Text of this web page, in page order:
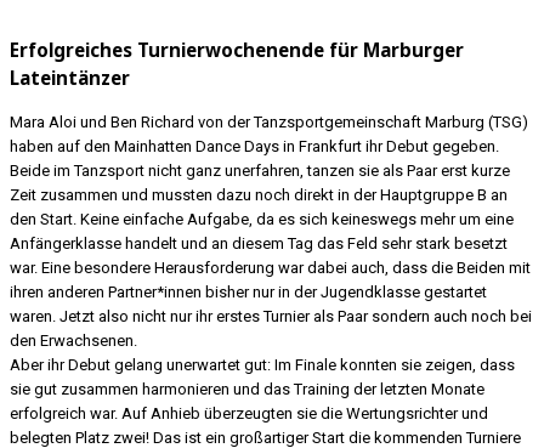
Erfolgreiches Turnierwochenende für Marburger
Lateintänzer
Mara Aloi und Ben Richard von der Tanzsportgemeinschaft Marburg (TSG)
haben auf den Mainhatten Dance Days in Frankfurt ihr Debut gegeben.
Beide im Tanzsport nicht ganz unerfahren, tanzen sie als Paar erst kurze
Zeit zusammen und mussten dazu noch direkt in der Hauptgruppe B an
den Start. Keine einfache Aufgabe, da es sich keineswegs mehr um eine
Anfängerklasse handelt und an diesem Tag das Feld sehr stark besetzt
war. Eine besondere Herausforderung war dabei auch, dass die Beiden mit
ihren anderen Partner*innen bisher nur in der Jugendklasse gestartet
waren. Jetzt also nicht nur ihr erstes Turnier als Paar sondern auch noch bei
den Erwachsenen.
Aber ihr Debut gelang unerwartet gut: Im Finale konnten sie zeigen, dass
sie gut zusammen harmonieren und das Training der letzten Monate
erfolgreich war. Auf Anhieb überzeugten sie die Wertungsrichter und
belegten Platz zwei! Das ist ein großartiger Start die kommenden Turniere